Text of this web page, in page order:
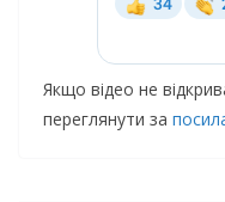
Якщо відео не
переглянути за